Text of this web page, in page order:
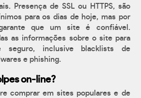
Presença de SSL ou HTTPS, são
para os dias de hoje, mas por
que um site é confiável.
as informações sobre o site para
inclusive blacklists de
e phishing.
on-line?
comprar em sites populares e de